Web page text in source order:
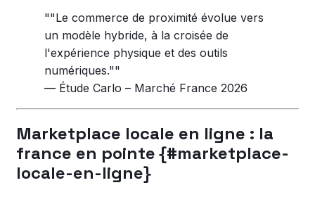
""Le commerce de proximité évolue vers
un modèle hybride, à la croisée de
l'expérience physique et des outils
numériques.""
— Étude Carlo – Marché France 2026
Marketplace locale en ligne : la
france en pointe {#marketplace-
locale-en-ligne}